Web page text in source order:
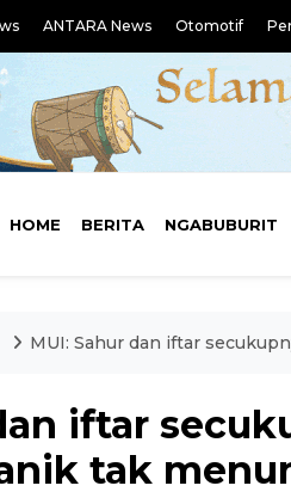
ANTARA News Otomotif
HOME BERITA NGABUBURIT
MUI: Sahur dan iftar
iftar
tak